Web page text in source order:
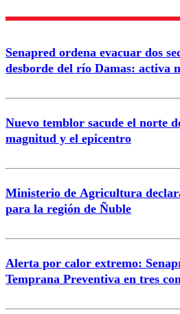
Correo
Senapred ordena evacuar dos
desborde del río Damas: activa
Nuevo temblor sacude el norte
magnitud y el epicentro
Ministerio de Agricultura
para la región de Ñuble
Alerta por calor extremo:
Temprana Preventiva en tres